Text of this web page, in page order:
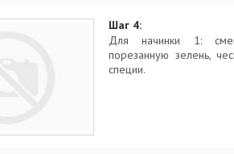
Шаг 4:
Для начинки 1:
порезанную зелень,
специи.